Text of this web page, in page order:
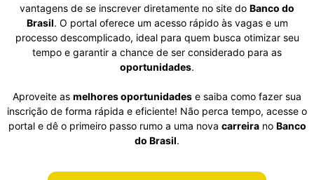
vantagens de se inscrever diretamente no site do Banco do
Brasil. O portal oferece um acesso rápido às vagas e um
processo descomplicado, ideal para quem busca otimizar seu
tempo e garantir a chance de ser considerado para as
oportunidades.
Aproveite as melhores oportunidades e saiba como fazer sua
inscrição de forma rápida e eficiente! Não perca tempo, acesse o
portal e dê o primeiro passo rumo a uma nova carreirano Banco
do Brasil.